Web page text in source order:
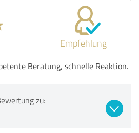
Empfehlung
Beratung, schnelle Reaktion.
zu: